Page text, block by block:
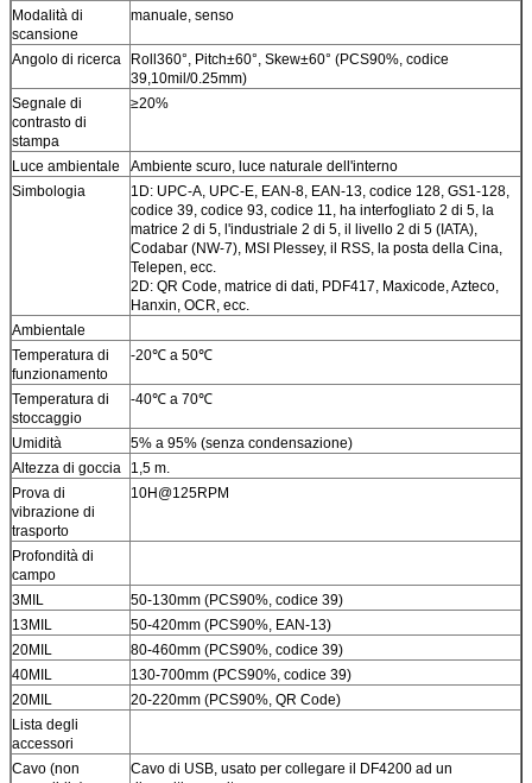
Modalità di
scansione
manuale, senso
Angolo di ricerca
Roll360°, Pitch±60°, Skew±60° (PCS90%, codice
39,10mil/0.25mm)
Segnale di
contrasto di
stampa
≥20%
Luce ambientale
Ambiente scuro, luce naturale dell'interno
Simbologia
1D: UPC-A, UPC-E, EAN-8, EAN-13, codice 128, GS1-128,
codice 39, codice 93, codice 11, ha interfogliato 2 di 5, la
matrice 2 di 5, l'industriale 2 di 5, il livello 2 di 5 (IATA),
Codabar (NW-7), MSI Plessey, il RSS, la posta della Cina,
Telepen, ecc.
2D: QR Code, matrice di dati, PDF417, Maxicode, Azteco,
Hanxin, OCR, ecc.
Ambientale
Temperatura di
funzionamento
-20℃ a 50℃
Temperatura di
stoccaggio
-40℃ a 70℃
Umidità
5% a 95% (senza condensazione)
Altezza di goccia
1,5 m.
Prova di
vibrazione di
trasporto
10H@125RPM
Profondità di
campo
3MIL
50-130mm (PCS90%, codice 39)
13MIL
50-420mm (PCS90%, EAN-13)
20MIL
80-460mm (PCS90%, codice 39)
40MIL
130-700mm (PCS90%, codice 39)
20MIL
20-220mm (PCS90%, QR Code)
Lista degli
accessori
Cavo (non
Cavo di USB, usato per collegare il DF4200 ad un